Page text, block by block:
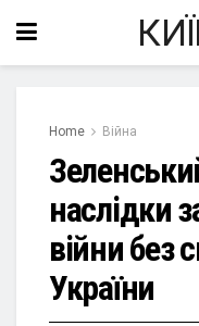
Home Війна
наслідки
війни без
України